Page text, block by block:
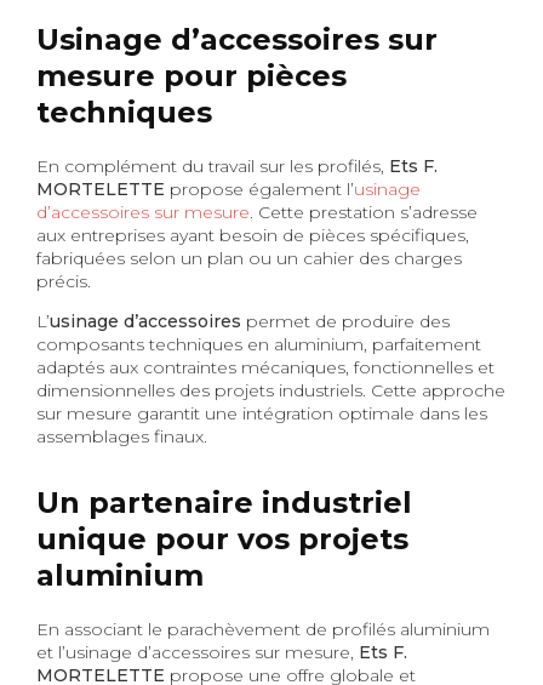
Usinage d’accessoires sur
mesure pour pièces
techniques
En complément du travail sur les profilés, Ets F.
MORTELETTE propose également l’usinage
d’accessoires sur mesure. Cette prestation s’adresse
aux entreprises ayant besoin de pièces spécifiques,
fabriquées selon un plan ou un cahier des charges
précis.
L’usinage d’accessoires permet de produire des
composants techniques en aluminium, parfaitement
adaptés aux contraintes mécaniques, fonctionnelles et
dimensionnelles des projets industriels. Cette approche
sur mesure garantit une intégration optimale dans les
assemblages finaux.
Un partenaire industriel
unique pour vos projets
aluminium
En associant le parachèvement de profilés aluminium
et l’usinage d’accessoires sur mesure, Ets F.
MORTELETTE propose une offre globale et